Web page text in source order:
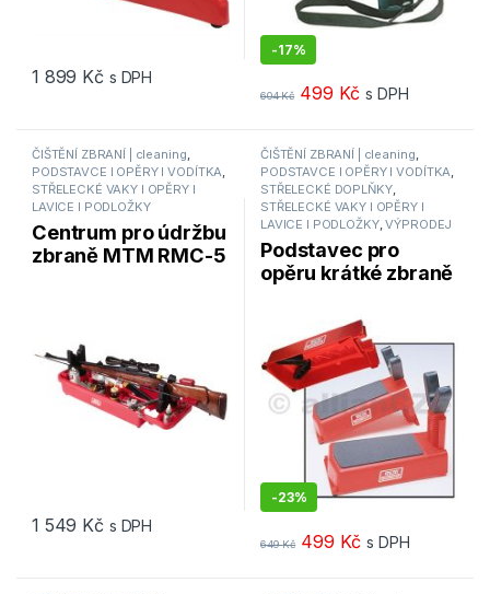
1 899 Kč s DPH
-17%
604Kč 499 Kč s DPH
ČIŠTĚNÍ ZBRANÍ | cleaning,
PODSTAVCE I OPĚRY I VODÍTKA,
STŘELECKÉ VAKY I OPĚRY I
LAVICE I PODLOŽKY
Centrum pro údržbu
zbraně MTM RMC-5
1 549 Kč s DPH
ČIŠTĚNÍ ZBRANÍ | cleaning,
PODSTAVCE I OPĚRY I VODÍTKA,
STŘELECKÉ DOPLŇKY,
STŘELECKÉ VAKY I OPĚRY I
LAVICE I PODLOŽKY,VÝPRODEJ
Podstavec pro
opěru krátké zbraně
-23%
649Kč 499 Kč s DPH